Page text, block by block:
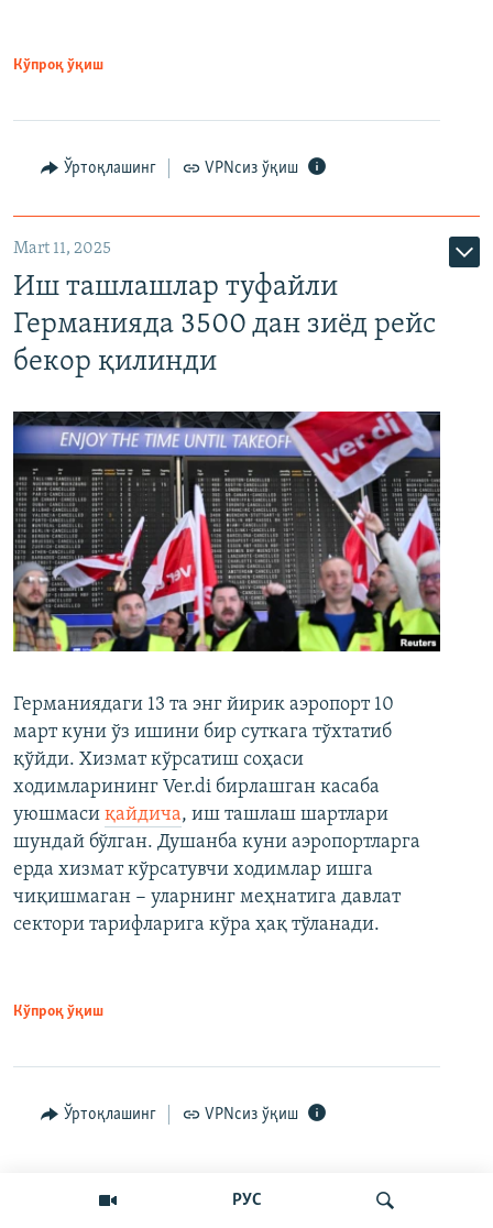
РУС
Кўпроқ ўқиш
Ўртоқлашинг VPNсиз ўқиш
Mart 11, 2025
Иш ташлашлар туфайли
Германияда 3500 дан зиёд рейс
бекор қилинди
Германиядаги 13 та энг йирик аэропорт 10
март куни ўз ишини бир суткага тўхтатиб
қўйди. Хизмат кўрсатиш соҳаси
ходимларининг Ver.di бирлашган касаба
уюшмаси қайдича, иш ташлаш шартлари
шундай бўлган. Душанба куни аэропортларга
ерда хизмат кўрсатувчи ходимлар ишга
чиқишмаган − уларнинг меҳнатига давлат
сектори тарифларига кўра ҳақ тўланади.
Кўпроқ ўқиш
Ўртоқлашинг VPNсиз ўқиш